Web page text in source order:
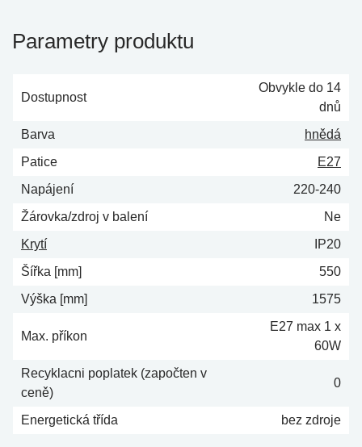
Parametry produktu
Dostupnost
Obvykle do 14
dnů
Barva
hnědá
Patice
E27
Napájení
220-240
Žárovka/zdroj v balení
Ne
Krytí
IP20
Šířka [mm]
550
Výška [mm]
1575
Max. příkon
E27 max 1 x
60W
Recyklacni poplatek (započten v
ceně)
0
Energetická třída bez zdroje